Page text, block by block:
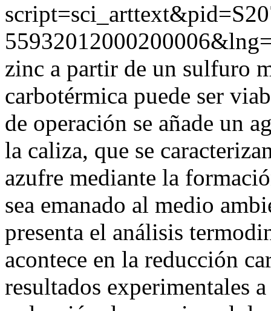
zinc a partir de un sulfuro
carbotérmica puede ser
de operación se añade un
la caliza, que se
azufre mediante la
sea emanado al medio
presenta el análisis
acontece en la reducción
resultados experimentales